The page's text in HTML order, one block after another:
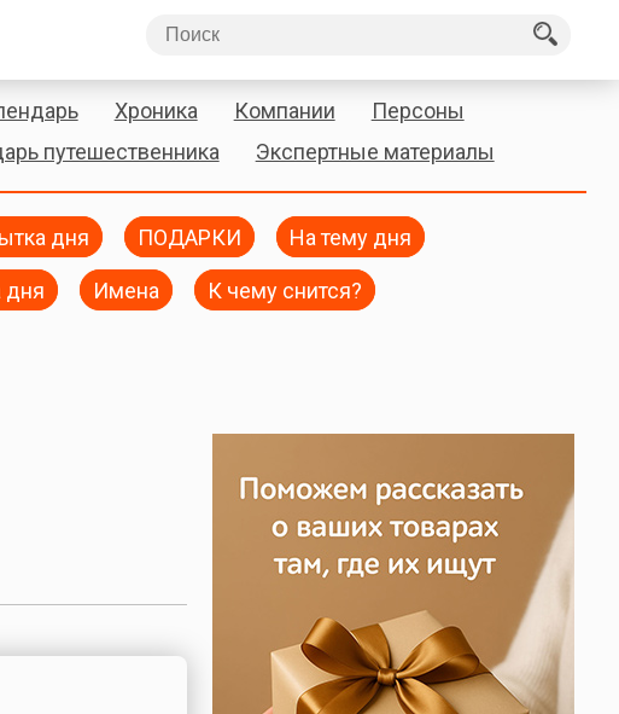
Хроника Компании
Персоны
путешественника Экспертные материалы
дня ПОДАРКИ На тему дня
дня Имена К чему снится?